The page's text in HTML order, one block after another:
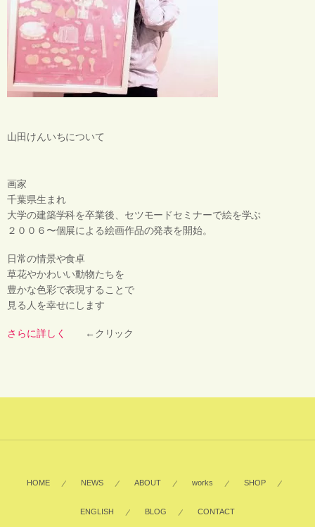
山田けんいちについて
画家
千葉県生まれ
大学の建築学科を卒業後、セツモードセミナーで絵を学ぶ
２００６〜個展による絵画作品の発表を開始。
日常の情景や食卓
草花やかわいい動物たちを
豊かな色彩で表現することで
見る人を幸せにします
さらに詳しく ←クリック
HOME NEWS ABOUT works SHOP
ENGLISH BLOG CONTACT